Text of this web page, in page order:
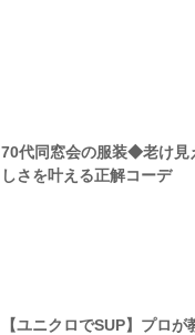
70代同窓会の服装◆老け見
しさを叶える正解コーデ
【ユニクロでSUP】プロ